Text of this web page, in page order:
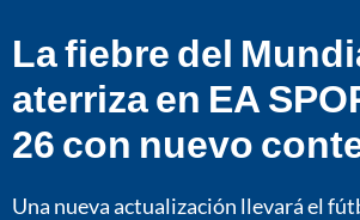
La fiebre del
aterriza en EA
26 con nuevo
Una nueva actualización llevará el